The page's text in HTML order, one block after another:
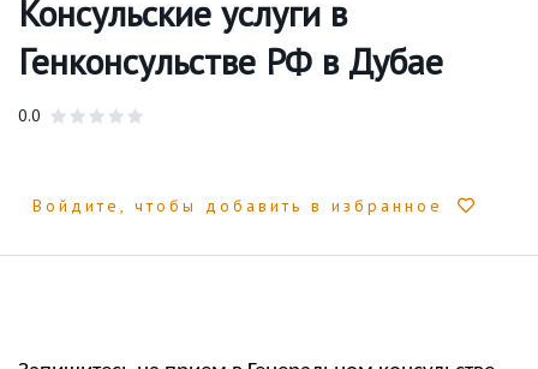
Консульские услуги в
Генконсульстве РФ в Дубае
0.0
Войдите, чтобы добавить в избранное